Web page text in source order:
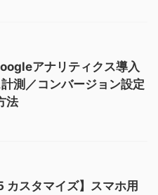
アナリティクス導入
測／コンバージョン設定
法
カスタマイズ】スマホ用